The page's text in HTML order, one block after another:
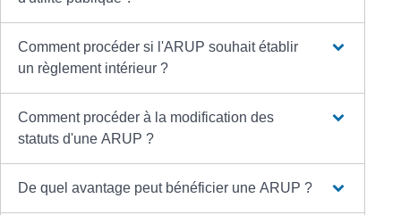
Comment procéder si l'ARUP souhait établir
un règlement intérieur ?
Comment procéder à la modification des
statuts d'une ARUP ?
De quel avantage peut bénéficier une ARUP ?